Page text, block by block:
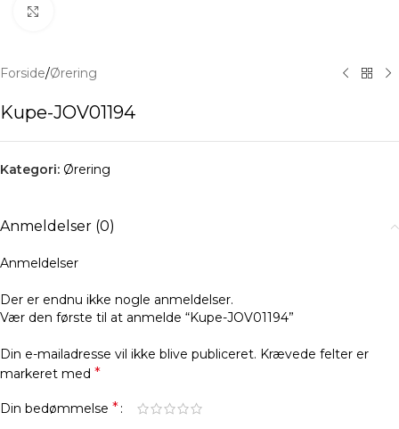
Forside/Ørering
Kupe-JOV01194
Kategori: Ørering
Anmeldelser (0)
Anmeldelser
Der er endnu ikke nogle anmeldelser.
Vær den første til at anmelde “Kupe-JOV01194”
Din e-mailadresse vil ikke blive publiceret. Krævede felter er
markeret med *
Din bedømmelse *